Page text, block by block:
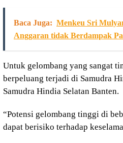
Baca Juga: Menkeu Sri
Anggaran tidak Berdampak
Untuk gelombang yang sangat
berpeluang terjadi di Samudra
Samudra Hindia Selatan Banten.
“Potensi gelombang tinggi di
dapat berisiko terhadap